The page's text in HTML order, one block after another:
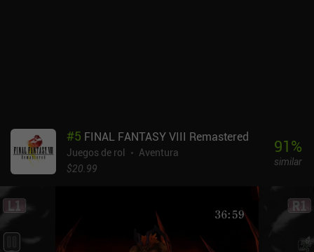
que hace que a veces los vehículos se bloqueen al subir o bajar de
ellos, así que es recomendable guardar varias veces. Además, el
guardado automático no se activa al huir de las batallas del mapa
está exento de pequeños defectos, sigue ofreciendo toda la
experiencia JRPG clásica del original. Así que, para los fans de la
franquicia o para cualquiera que sienta curiosidad por uno de los
grandes de todos los tiempos, merece la pena echarle un vistazo.
#5 FINAL FANTASY VIII Remastered
Juegos de rol
Aventura
$20.99
91%
similar